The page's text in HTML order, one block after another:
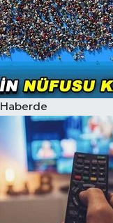
Haberde